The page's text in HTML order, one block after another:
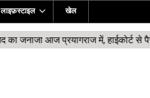
लाइफ़स्टाइल खेल